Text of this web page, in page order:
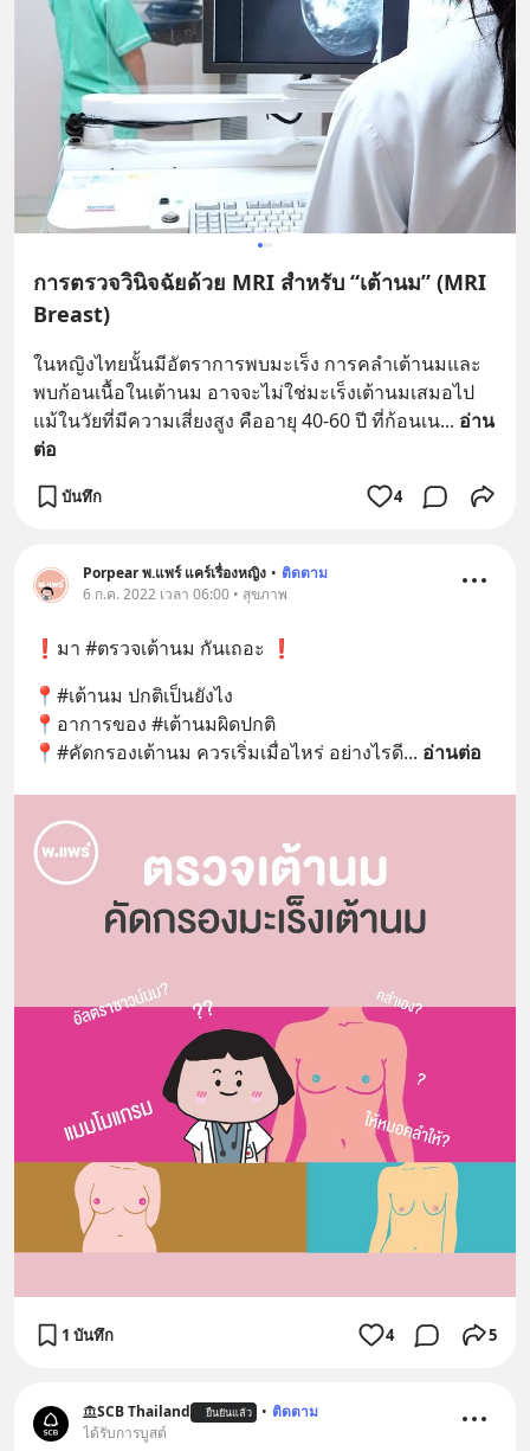
การตรวจวินิจฉัยด้วย MRI สำหรับ “เต้านม” (MRI
Breast)
ในหญิงไทยนั้นมีอัตราการพบมะเร็ง การคลำเต้านมและ
พบก้อนเนื้อในเต้านม อาจจะไม่ใช่มะเร็งเต้านมเสมอไป
แม้ในวัยที่มีความเสี่ยงสูง คืออายุ 40-60 ปี ที่ก้อนเน... อ่าน
ต่อ
บันทึก 4
Porpear พ.แพร์ แคร์เรื่องหญิง • ติดตาม
6 ก.ค. 2022 เวลา 06:00 • สุขภาพ
❗️มา #ตรวจเต้านม กันเถอะ ❗️
📍#เต้านม ปกติเป็นยังไง
📍อาการของ #เต้านมผิดปกติ
📍#คัดกรองเต้านม ควรเริ่มเมื่อไหร่ อย่างไรดี... อ่านต่อ
1 บันทึก 4 5
SCB Thailand ยืนยันแล้ว • ติดตาม
ได้รับการบูสต์